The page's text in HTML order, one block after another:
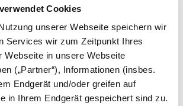
Cookies
unserer Webseite speichern wir
Services wir zum Zeitpunkt Ihres
Webseite in unsere Webseite
(„Partner“), Informationen (insbes.
Endgerät und/oder greifen auf
in Ihrem Endgerät gespeichert sind zu.